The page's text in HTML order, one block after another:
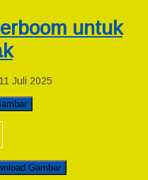
untuk
Juli 2025
Gambar